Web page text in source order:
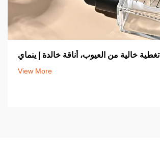
تغطية خالية من العيوب، أناقة خالدة | ينماي
View More